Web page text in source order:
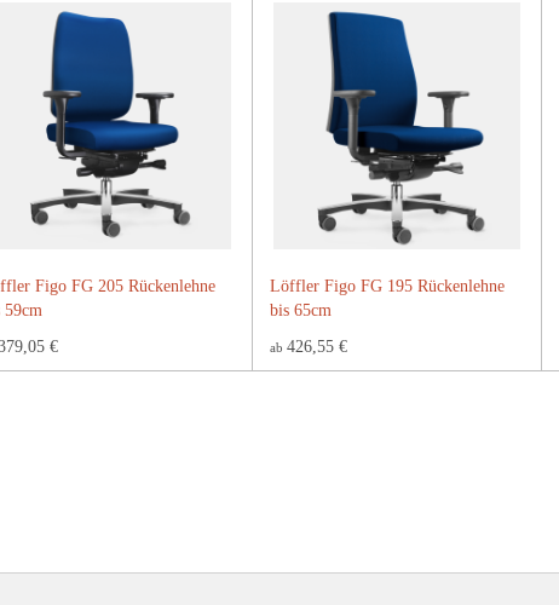
Figo FG 205 Rückenlehne
59cm
€
Löffler Figo FG 195 Rückenlehne
bis 65cm
ab 426,55 €